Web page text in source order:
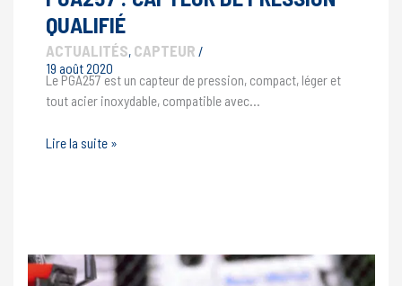
QUALIFIÉ
ACTUALITÉS, CAPTEUR /
19 août 2020
Le PGA257 est un capteur de pression, compact, léger et
tout acier inoxydable, compatible avec…
PGA257
Lire la suite »